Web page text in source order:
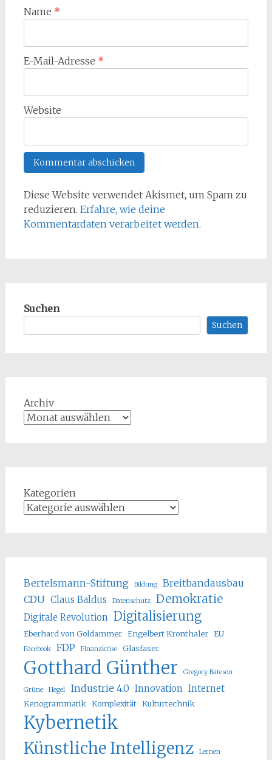
Name *
E-Mail-Adresse *
Website
Diese Website verwendet Akismet, um Spam zu
reduzieren. Erfahre, wie deine
Kommentardaten verarbeitet werden.
Suchen
Suchen
Archiv
Kategorien
Bertelsmann-Stiftung Bildung
Breitbandausbau
CDU Claus Baldus Datenschutz Demokratie
Digitale Revolution Digitalisierung
Eberhard von Goldammer Engelbert Kronthaler EU
Facebook FDP Finanzkrise Glasfaser
Gotthard Günther Gregory Bateson
Grüne Hegel Industrie 4.0 Innovation Internet
Kenogrammatik Komplexität Kulturtechnik
Kybernetik
Künstliche Intelligenz Lernen